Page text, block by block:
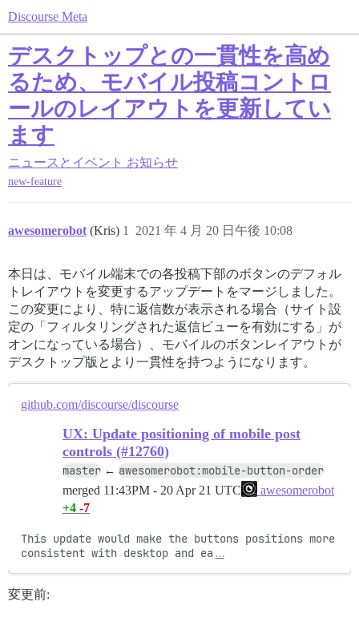
Discourse Meta
デスクトップとの一貫性を高め
るため、モバイル投稿コントロ
ールのレイアウトを更新してい
ます
ニュースとイベント お知らせ
new-feature
awesomerobot (Kris) 2021 年 4 月 20 日午後 10:08
1
本日は、モバイル端末での各投稿下部のボタンのデフォル
トレイアウトを変更するアップデートをマージしました。
この変更により、特に返信数が表示される場合（サイト設
定の「フィルタリングされた返信ビューを有効にする」が
オンになっている場合）、モバイルのボタンレイアウトが
デスクトップ版とより一貫性を持つようになります。
github.com/discourse/discourse
UX: Update positioning of mobile post
controls (#12760)
master ← awesomerobot:mobile-button-order
merged 11:43PM - 20 Apr 21 UTC
awesomerobot
+4 -7
This update would make the buttons positions more
consistent with desktop and ea …
変更前: